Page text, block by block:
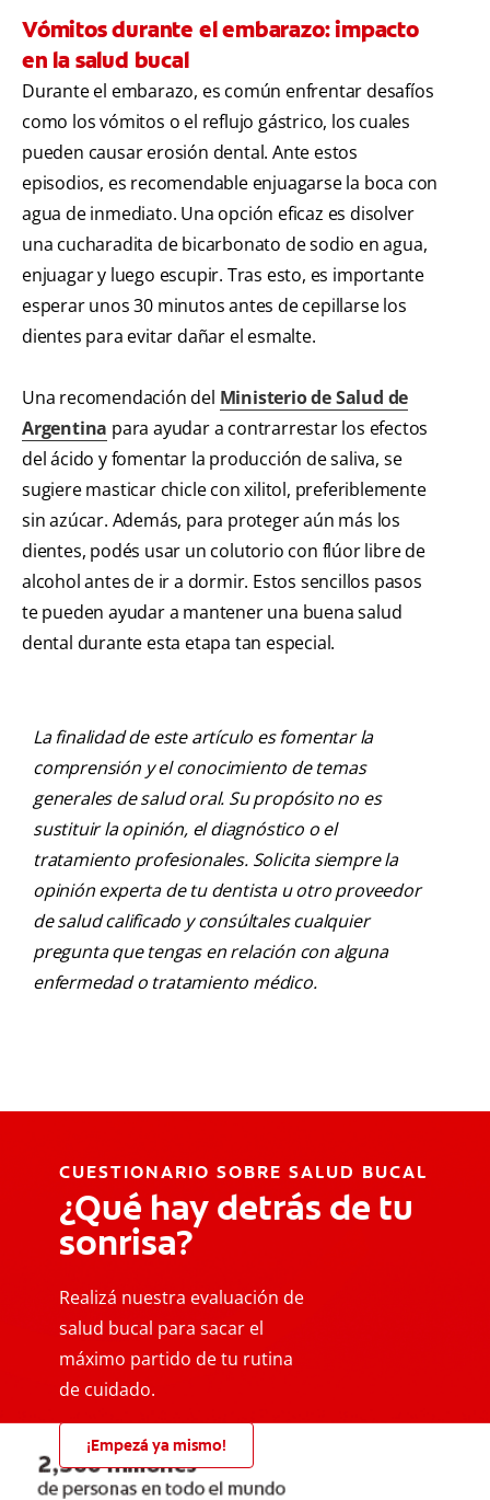
Vómitos durante el embarazo: impacto
en la salud bucal
Durante el embarazo, es común enfrentar desafíos
como los vómitos o el reflujo gástrico, los cuales
pueden causar erosión dental. Ante estos
episodios, es recomendable enjuagarse la boca con
agua de inmediato. Una opción eficaz es disolver
una cucharadita de bicarbonato de sodio en agua,
enjuagar y luego escupir. Tras esto, es importante
esperar unos 30 minutos antes de cepillarse los
dientes para evitar dañar el esmalte.
Una recomendación del Ministerio de Salud de
Argentina para ayudar a contrarrestar los efectos
del ácido y fomentar la producción de saliva, se
sugiere masticar chicle con xilitol, preferiblemente
sin azúcar. Además, para proteger aún más los
dientes, podés usar un colutorio con flúor libre de
alcohol antes de ir a dormir. Estos sencillos pasos
te pueden ayudar a mantener una buena salud
dental durante esta etapa tan especial.
La finalidad de este artículo es fomentar la
comprensión y el conocimiento de temas
generales de salud oral. Su propósito no es
sustituir la opinión, el diagnóstico o el
tratamiento profesionales. Solicita siempre la
opinión experta de tu dentista u otro proveedor
de salud calificado y consúltales cualquier
pregunta que tengas en relación con alguna
enfermedad o tratamiento médico.
CUESTIONARIO SOBRE SALUD BUCAL
¿Qué hay detrás de tu
sonrisa?
Realizá nuestra evaluación de
salud bucal para sacar el
máximo partido de tu rutina
de cuidado.
¡Empezá ya mismo!